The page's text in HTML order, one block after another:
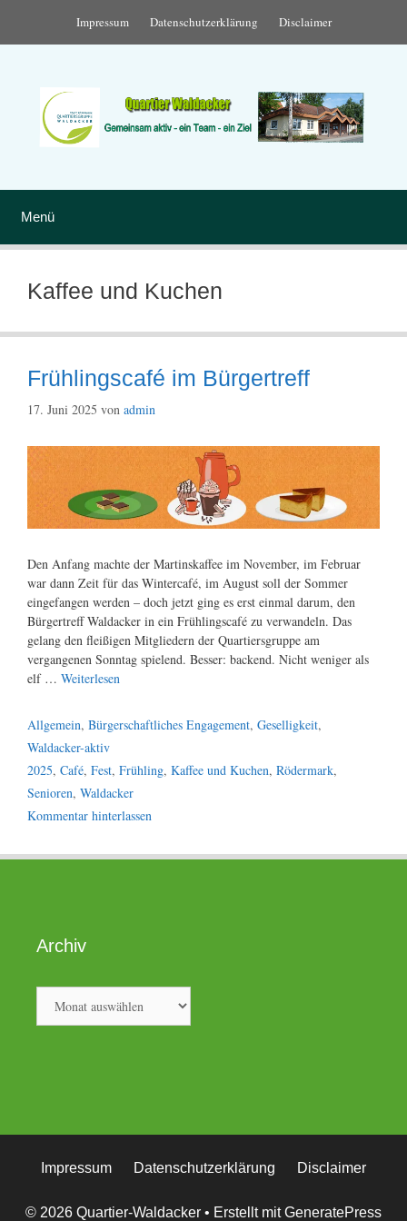
springen
Impressum Datenschutzerklärung Disclaimer
Menü
Kaffee und Kuchen
Frühlingscafé im Bürgertreff
17. Juni 2025 von admin
Den Anfang machte der Martinskaffee im November, im Februar
war dann Zeit für das Wintercafé, im August soll der Sommer
eingefangen werden – doch jetzt ging es erst einmal darum, den
Bürgertreff Waldacker in ein Frühlingscafé zu verwandeln. Das
gelang den fleißigen Mitgliedern der Quartiersgruppe am
vergangenen Sonntag spielend. Besser: backend. Nicht weniger als
elf … Weiterlesen
Kategorien
Allgemein, Bürgerschaftliches Engagement, Geselligkeit,
Waldacker-aktiv
Schlagwörter
2025, Café, Fest, Frühling, Kaffee und Kuchen, Rödermark,
Senioren, Waldacker
Kommentar hinterlassen
Archiv
Archiv
Impressum Datenschutzerklärung Disclaimer
© 2026 Quartier-Waldacker • Erstellt mitGeneratePress